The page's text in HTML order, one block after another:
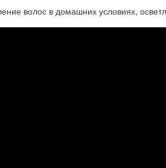
волос в домашних условиях,